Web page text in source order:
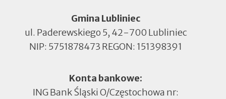
Gmina Lubliniec
ul. Paderewskiego 5, 42-700 Lubliniec
NIP: 5751878473 REGON: 151398391
Konta bankowe:
ING Bank Śląski O/Częstochowa nr: